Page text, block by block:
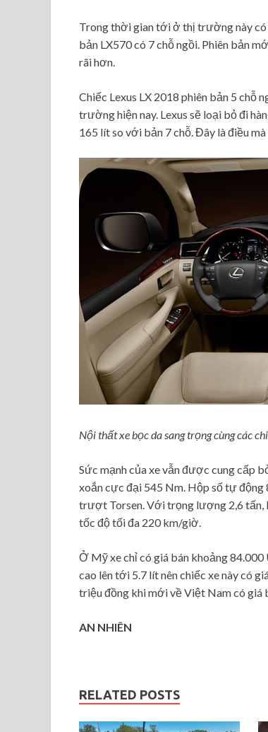
Trong thời gian tới ở thị trường này
bản LX570 có 7 chỗ ngồi. Phiên bản
rãi hơn.
Chiếc Lexus LX 2018 phiên bản 5 chỗ
trường hiện nay. Lexus sẽ loại bỏ đi
165 lít so với bản 7 chỗ. Đây là điều
Nội thất xe bọc da sang trọng cùng các
Sức mạnh của xe vẫn được cung cấp
xoắn cực đại 545 Nm. Hộp số tự động
trượt Torsen. Với trọng lượng 2,6
tốc độ tối đa 220 km/giờ.
Ở Mỹ xe chỉ có giá bán khoảng
cao lên tới 5.7 lít nên chiếc xe này có
triệu đồng khi mới về Việt Nam có giá
AN NHIÊN
RELATED POSTS